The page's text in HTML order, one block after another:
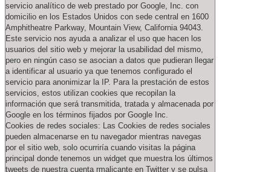
servicio analítico de web prestado por Google, Inc. con
domicilio en los Estados Unidos con sede central en 1600
Amphitheatre Parkway, Mountain View, California 94043.
Este servicio nos ayuda a analizar el uso que hacen los
usuarios del sitio web y mejorar la usabilidad del mismo,
pero en ningún caso se asocian a datos que pudieran llegar
a identificar al usuario ya que tenemos configurado el
servicio para anonimizar la IP. Para la prestación de estos
servicios, estos utilizan cookies que recopilan la
información que será transmitida, tratada y almacenada por
Google en los términos fijados por Google Inc.
Cookies de redes sociales: Las Cookies de redes sociales
pueden almacenarse en tu navegador mientras navegas
por el sitio web, solo ocurriría cuando visitas la página
principal donde tenemos un widget que muestra los últimos
tweets de nuestra cuenta rmalicante en Twitter y se pulsa